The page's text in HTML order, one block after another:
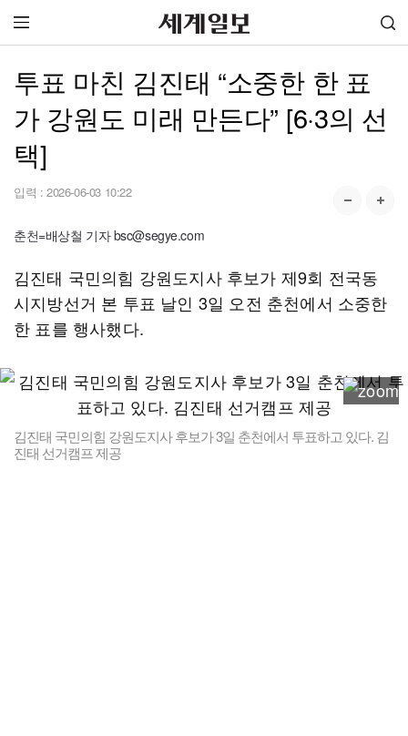
투표 마친 김진태 “소중한 한 표
가 강원도 미래 만든다” [6·3의 선
택]
입력 : 2026-06-03 10:22
춘천=배상철 기자 bsc@segye.com
김진태 국민의힘 강원도지사 후보가 제9회 전국동
시지방선거 본 투표 날인 3일 오전 춘천에서 소중한
한 표를 행사했다.
김진태 국민의힘 강원도지사 후보가 3일 춘천에서 투표하고 있다. 김
진태 선거캠프 제공